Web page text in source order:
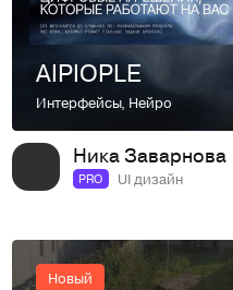
AIPIOPLE
Интерфейсы, Нейро
Ника Заварнова
PRO UI дизайн
Новый